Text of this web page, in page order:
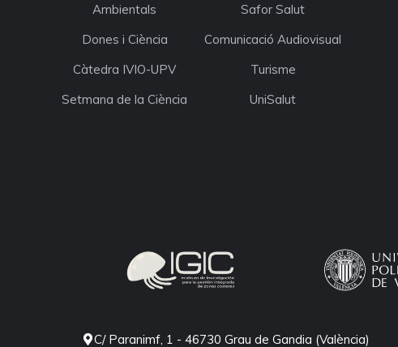
Ambientals
Safor Salut
Dones i Ciència
Comunicació Audiovisual
Càtedra IVIO-UPV
Turisme
Setmana de la Ciència
UniSalut
C/ Paranimf, 1 - 46730 Grau de Gandia (València)